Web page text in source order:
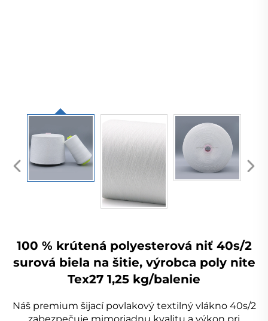
100 % krútená polyesterová niť 40s/2
surová biela na šitie, výrobca poly nite
Tex27 1,25 kg/balenie
Náš premium šijací povlakový textilný vlákno 40s/2